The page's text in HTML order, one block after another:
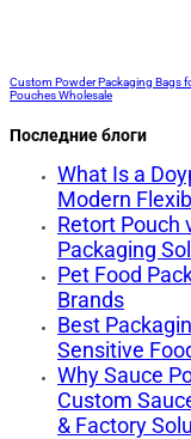
Custom Powder Packaging Bags
Pouches Wholesale
Последние блоги
What Is a
Modern
Retort Pouch
Packaging
Pet Food
Brands
Best
Sensitive
Why Sauce
Custom
& Factory